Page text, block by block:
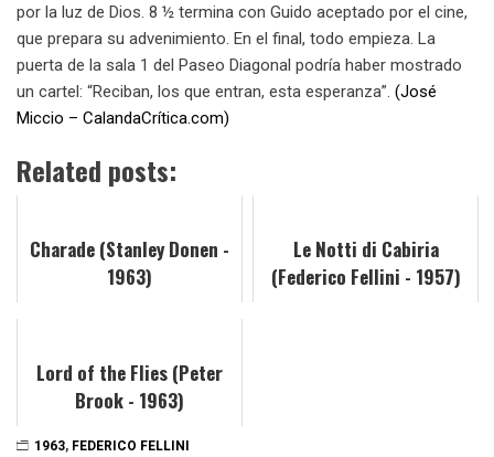
por la luz de Dios. 8 ½ termina con Guido aceptado por el cine,
que prepara su advenimiento. En el final, todo empieza. La
puerta de la sala 1 del Paseo Diagonal podría haber mostrado
un cartel: “Reciban, los que entran, esta esperanza”. (José
Miccio – CalandaCrítica.com)
Related posts:
Charade (Stanley Donen -
1963)
Le Notti di Cabiria
(Federico Fellini - 1957)
Lord of the Flies (Peter
Brook - 1963)
1963, FEDERICO FELLINI